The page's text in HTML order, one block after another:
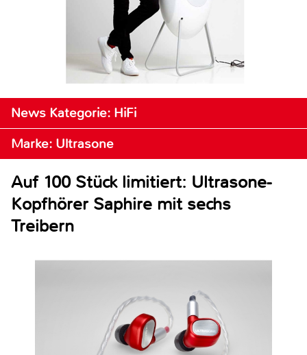
News Kategorie: HiFi
Marke: Ultrasone
Auf 100 Stück limitiert: Ultrasone-
Kopfhörer Saphire mit sechs
Treibern